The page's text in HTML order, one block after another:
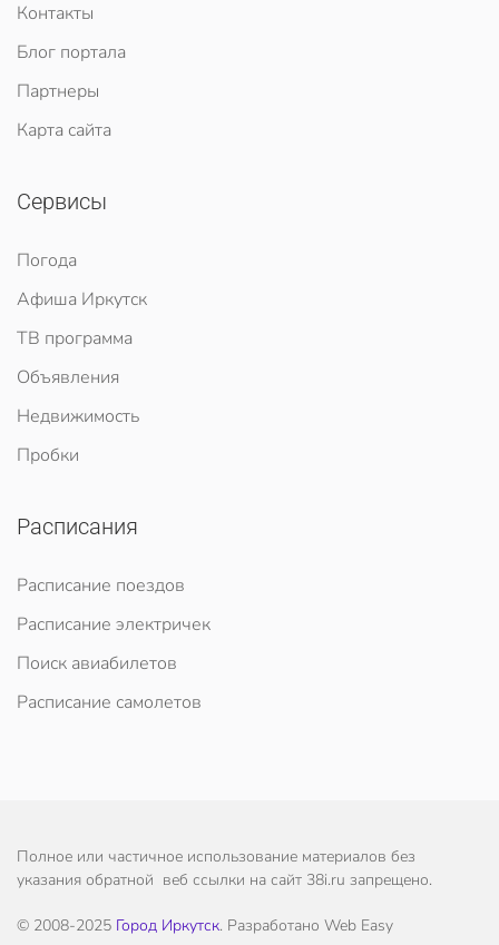
Контакты
Блог портала
Партнеры
Карта сайта
Сервисы
Погода
Афиша Иркутск
ТВ программа
Объявления
Недвижимость
Пробки
Расписания
Расписание поездов
Расписание электричек
Поиск авиабилетов
Расписание самолетов
Полное или частичное использование материалов без
указания обратной веб ссылки на сайт 38i.ru запрещено.
© 2008-2025 Город Иркутск. Разработано Web Easy